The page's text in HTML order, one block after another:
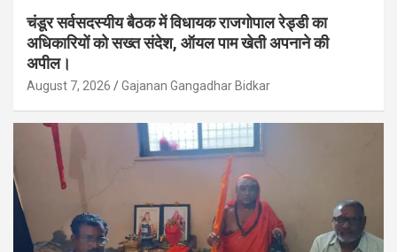
चंडूर सर्वसदस्यीय बैठक में विधायक राजगोपाल रेड्डी का
अधिकारियों को सख्त संदेश, ऑयल पाम खेती अपनाने की
अपील।
August 7, 2026 Gajanan Gangadhar Bidkar